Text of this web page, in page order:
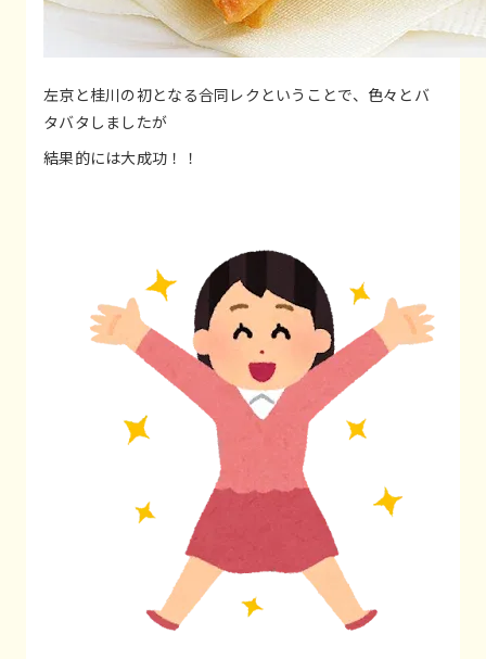
左京と桂川の初となる合同レクということで、色々とバ
タバタしましたが
結果的には大成功！！